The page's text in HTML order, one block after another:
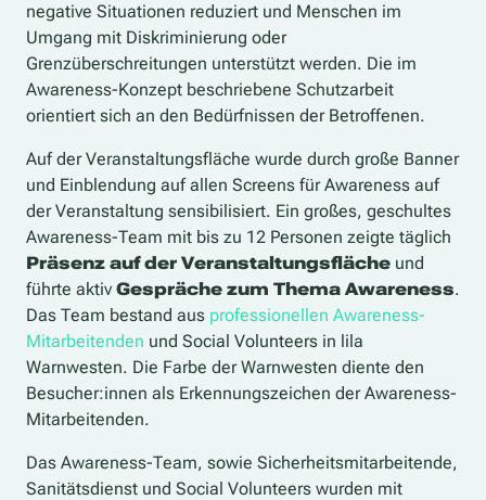
negative Situationen reduziert und Menschen im
Umgang mit Diskriminierung oder
Grenzüberschreitungen unterstützt werden. Die im
Awareness-Konzept beschriebene Schutzarbeit
orientiert sich an den Bedürfnissen der Betroffenen.
Auf der Veranstaltungsfläche wurde durch große Banner
und Einblendung auf allen Screens für Awareness auf
der Veranstaltung sensibilisiert. Ein großes, geschultes
Awareness-Team mit bis zu 12 Personen zeigte täglich
Präsenz auf der Veranstaltungsfläche und
führte aktiv Gespräche zum Thema Awareness.
Das Team bestand aus professionellen Awareness-
Mitarbeitenden und Social Volunteers in lila
Warnwesten. Die Farbe der Warnwesten diente den
Besucher:innen als Erkennungszeichen der Awareness-
Mitarbeitenden.
Das Awareness-Team, sowie Sicherheitsmitarbeitende,
Sanitätsdienst und Social Volunteers wurden mit